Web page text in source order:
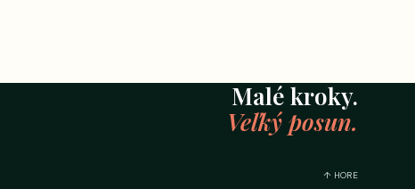
Malé kroky.
Veľký posun.
↑ HORE